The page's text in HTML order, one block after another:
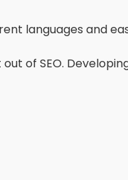
languages and
of SEO.